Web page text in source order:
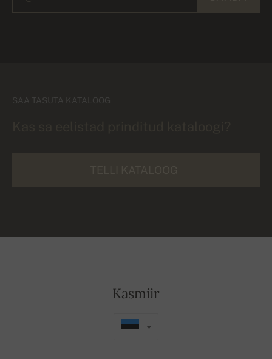
SAA TASUTA KATALOOG
Kasmiir